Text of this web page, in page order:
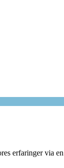
erfaringer via